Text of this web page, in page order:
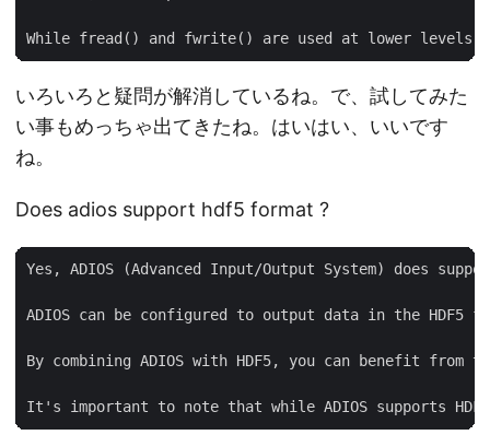
いろいろと疑問が解消しているね。で、試してみた
い事もめっちゃ出てきたね。はいはい、いいです
ね。
Does adios support hdf5 format ?
Yes, ADIOS (Advanced Input/Output System) does
ADIOS can be configured to output data in the
By combining ADIOS with HDF5, you can benefit